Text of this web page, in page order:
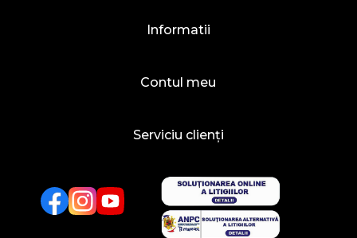
Informatii
Contul meu
Serviciu clienți
FacebookTwitterYouTube